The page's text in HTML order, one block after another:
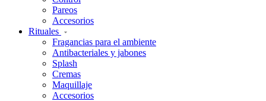
Pareos
Accesorios
Rituales
Fragancias para el ambiente
Antibacteriales y jabones
Splash
Cremas
Maquillaje
Accesorios